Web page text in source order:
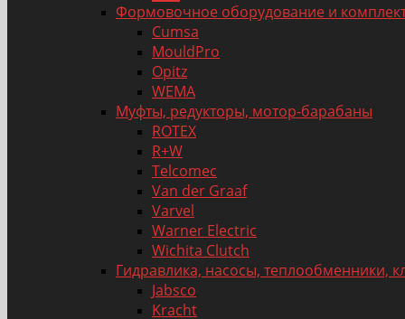
Формовочное оборудование и
Cumsa
MouldPro
Opitz
WEMA
Муфты, редукторы, мотор-барабаны
ROTEX
R+W
Telcomec
Van der Graaf
Varvel
Warner Electric
Wichita Clutch
Гидравлика, насосы, теплообменники,
Jabsco
Kracht